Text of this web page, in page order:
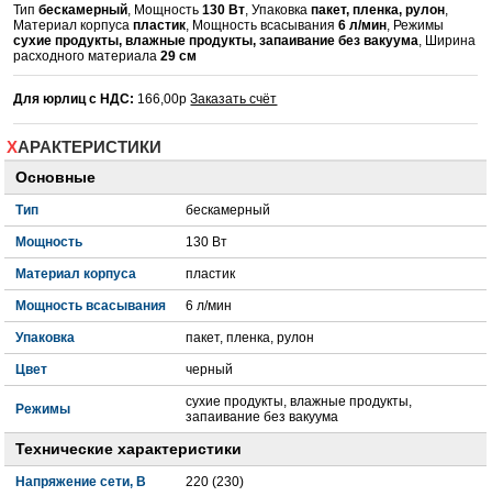
Типбескамерный, Мощность130 Вт, Упаковкапакет, пленка, рулон,
Материал корпусапластик, Мощность всасывания6 л/мин, Режимы
сухие продукты, влажные продукты, запаивание без вакуума, Ширина
расходного материала29 см
Для юрлиц с НДС: 166,00рЗаказать счёт
ХАРАКТЕРИСТИКИ
Основные
Тип бескамерный
Мощность 130 Вт
Материал корпуса пластик
Мощность всасывания 6 л/мин
Упаковка пакет, пленка, рулон
Цвет черный
Режимы
сухие продукты, влажные продукты,
запаивание без вакуума
Технические характеристики
Напряжение сети, В 220 (230)